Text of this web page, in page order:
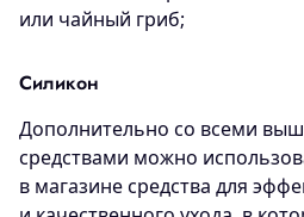
или чайный гриб;
Силикон
Дополнительно со всеми
средствами можно
в магазине средства для